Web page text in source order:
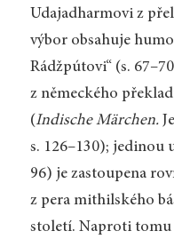
Udajadharmovi z
výbor obsahuje
Rádžpútovi“ (s.
z německého
(Indische Märchen.
s. 126–130); jedinou
96) je zastoupena
z pera mithilského
století. Naproti tomu